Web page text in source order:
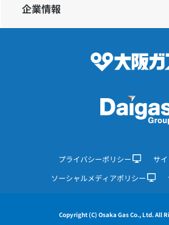
企業情報
プライバシーポリシー
サ
ソーシャルメディアポリシー
Copyright (C) Osaka Gas Co., Ltd. All